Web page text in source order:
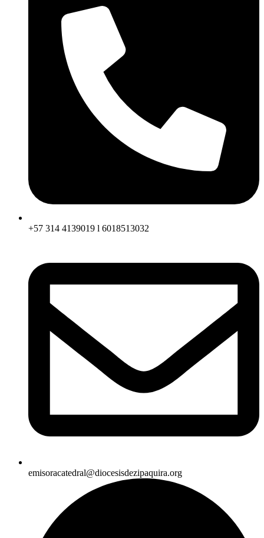
+57 314 4139019 l 6018513032
emisoracatedral@diocesisdezipaquira.org